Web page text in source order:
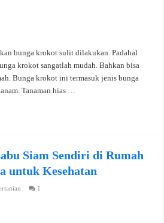
bunga krokot sulit dilakukan. Padahal
krokot sangatlah mudah. Bahkan bisa
Bunga krokot ini termasuk jenis bunga
Tanaman hias …
Siam Sendiri di Rumah
untuk Kesehatan
1